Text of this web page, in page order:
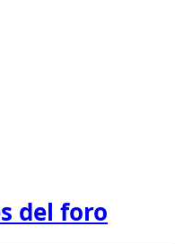
del foro